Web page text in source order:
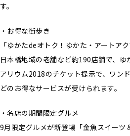
す。
・お得な街歩き
「ゆかたdeオトク！ゆかた・アートア
日本橋地域の老舗など約190店舗で、ゆ
アリウム2018のチケット提示で、ワン
どのお得なサービスが受けられます。
・名店の期間限定グルメ
9月限定グルメが新登場「金魚スイーツ